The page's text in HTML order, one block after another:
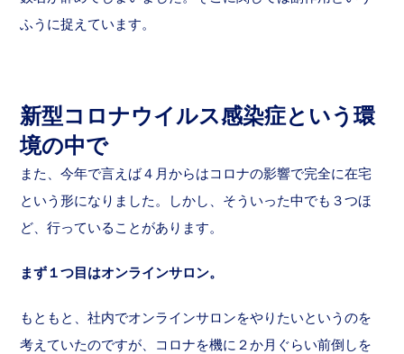
ふうに捉えています。
新型コロナウイルス感染症という環
境の中で
また、今年で言えば４月からはコロナの影響で完全に在宅
という形になりました。しかし、そういった中でも３つほ
ど、行っていることがあります。
まず１つ目はオンラインサロン。
もともと、社内でオンラインサロンをやりたいというのを
考えていたのですが、コロナを機に２か月ぐらい前倒しを